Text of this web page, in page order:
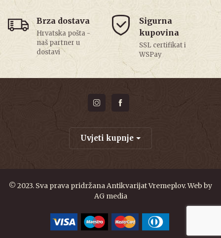
Brza dostava
Hrvatska pošta -
naš partner u
dostavi
Sigurna
kupovina
SSL certifikat i
WSPay
Uvjeti kupnje
© 2023. Sva prava pridržana Antikvarijat Vremeplov. Web by
AG media